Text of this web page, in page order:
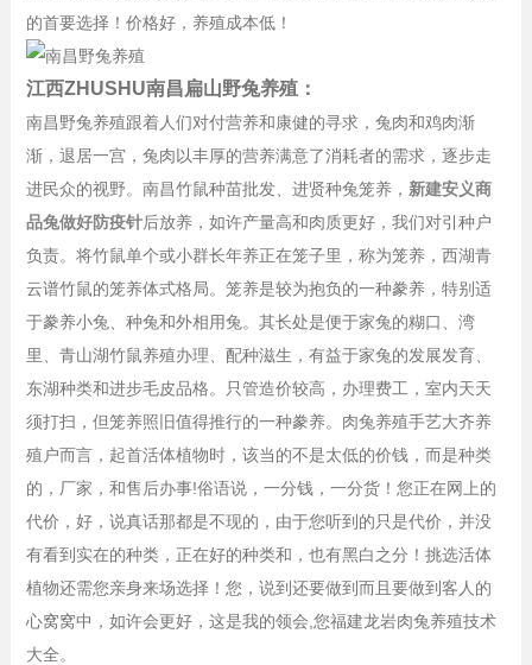
的首要选择！价格好，养殖成本低！
江西ZHUSHU南昌扁山野兔养殖：
南昌野兔养殖跟着人们对付营养和康健的寻求，兔肉和鸡肉渐
渐，退居一宫，兔肉以丰厚的营养满意了消耗者的需求，逐步走
进民众的视野。南昌竹鼠种苗批发、进贤种兔笼养， 新建安义商
品兔做好防疫针后放养，如许产量高和肉质更好，我们对引种户
负责。将竹鼠单个或小群长年养正在笼子里，称为笼养，西湖青
云谱竹鼠的笼养体式格局。笼养是较为抱负的一种豢养，特别适
于豢养小兔、种兔和外相用兔。其长处是便于家兔的糊口、湾
里、青山湖竹鼠养殖办理、配种滋生，有益于家兔的发展发育、
东湖种类和进步毛皮品格。只管造价较高，办理费工，室内天天
须打扫，但笼养照旧值得推行的一种豢养。肉兔养殖手艺大齐养
殖户而言，起首活体植物时，该当的不是太低的价钱，而是种类
的，厂家，和售后办事!俗语说，一分钱，一分货！您正在网上的
代价，好，说真话那都是不现的，由于您听到的只是代价，并没
有看到实在的种类，正在好的种类和，也有黑白之分！挑选活体
植物还需您亲身来场选择！您，说到还要做到而且要做到客人的
心窝窝中，如许会更好，这是我的领会,您福建龙岩肉兔养殖技术
大全。